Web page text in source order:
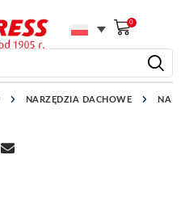
0
NARZĘDZIA DACHOWE